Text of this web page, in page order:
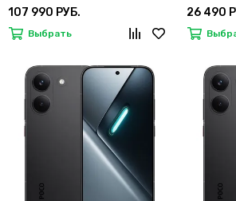
107 990 РУБ.
Выбрать
26 490